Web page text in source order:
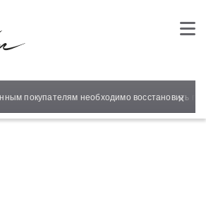
покупателям необходимо восстановить
×